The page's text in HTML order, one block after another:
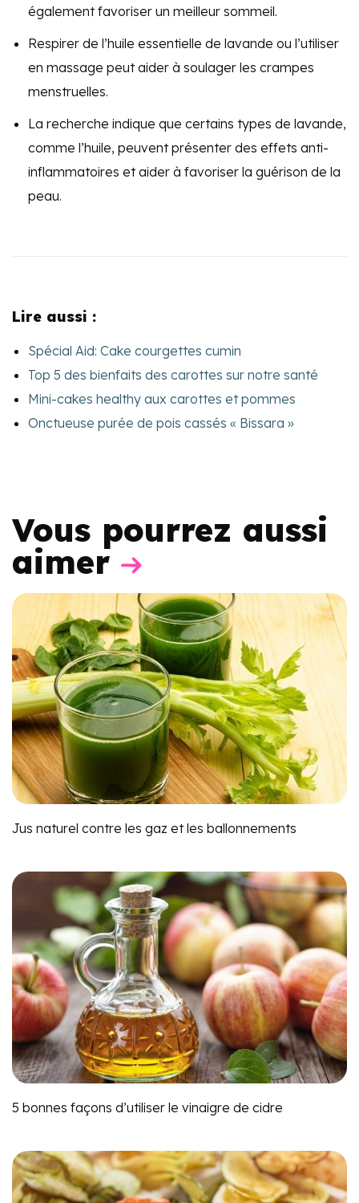
également favoriser un meilleur sommeil.
Respirer de l’huile essentielle de lavande ou l’utiliser
en massage peut aider à soulager les crampes
menstruelles.
La recherche indique que certains types de lavande,
comme l’huile, peuvent présenter des effets anti-
inflammatoires et aider à favoriser la guérison de la
peau.
Lire aussi :
Spécial Aid: Cake courgettes cumin
Top 5 des bienfaits des carottes sur notre santé
Mini-cakes healthy aux carottes et pommes
Onctueuse purée de pois cassés « Bissara »
Vous pourrez aussi
aimer
Jus naturel contre les gaz et les ballonnements
5 bonnes façons d’utiliser le vinaigre de cidre